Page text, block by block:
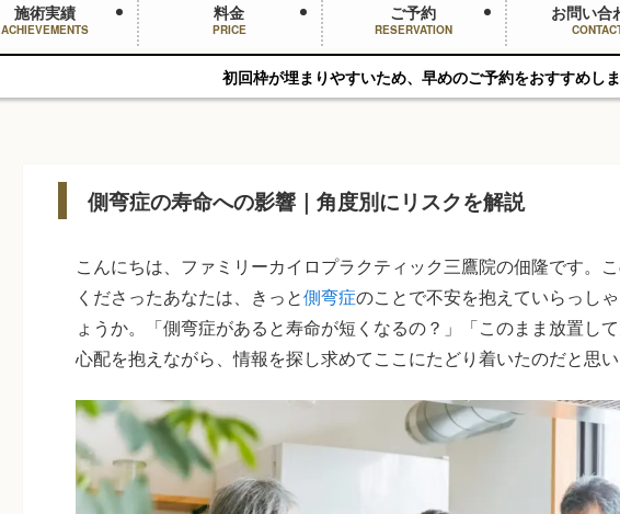
施術実績
ACHIEVEMENTS
料金
PRICE
ご予約
RESERVATION
お問い合
初回枠が埋まりやすいため、早めのご予約をおすすめします
側弯症の寿命への影響｜角度別にリスクを解説
こんにちは、ファミリーカイロプラクティック三鷹院の佃隆です。
くださったあなたは、きっと側弯症のことで不安を抱えていらっし
ょうか。「側弯症があると寿命が短くなるの？」「このまま放置し
心配を抱えながら、情報を探し求めてここにたどり着いたのだと思い